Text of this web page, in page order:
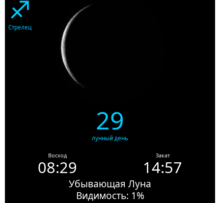
♐
Стрелец
29
лунный день
Восход
08:29
Закат
14:57
Убывающая Луна
Видимость: 1%